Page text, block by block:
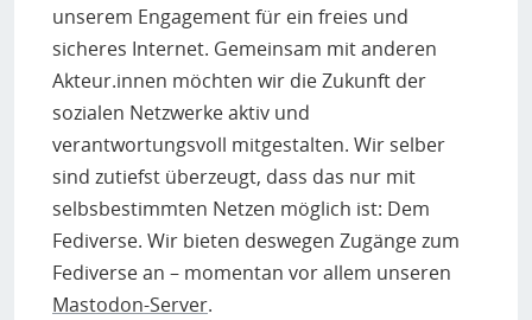
unserem Engagement für ein freies und
sicheres Internet. Gemeinsam mit anderen
Akteur.innen möchten wir die Zukunft der
sozialen Netzwerke aktiv und
verantwortungsvoll mitgestalten. Wir selber
sind zutiefst überzeugt, dass das nur mit
selbsbestimmten Netzen möglich ist: Dem
Fediverse. Wir bieten deswegen Zugänge zum
Fediverse an – momentan vor allem unseren
Mastodon-Server.